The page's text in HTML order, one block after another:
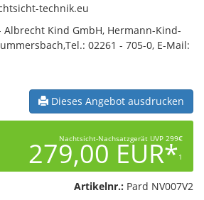
technik.eu
Albrecht Kind GmbH, Hermann-Kind-
02261 - 705-0, E-Mail:
Dieses Angebot ausdrucken
Nachtsicht-Nachsatzgerät UVP 299€
279,00 EUR*1
Artikelnr.: Pard NV007V2